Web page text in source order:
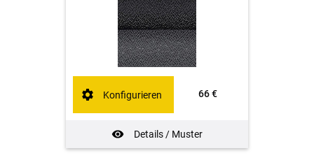
66 €
Details / Muster
Konfigurieren